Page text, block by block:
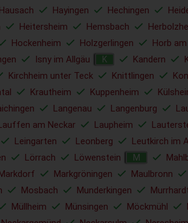
Hausach Hayingen Hechingen
Heitersheim Hemsbach
Hockenheim Holzgerlingen Horb
Isny im Allgäu K Kandern
Kirchheim unter Teck Knittlingen
Krautheim Kuppenheim
Langenau Langenburg
am Neckar Laupheim
Leingarten Leonberg Leutkirch im
Lörrach Löwenstein M
Markgröningen Maulbronn
Mosbach Munderkingen
Müllheim Münsingen Möckmühl